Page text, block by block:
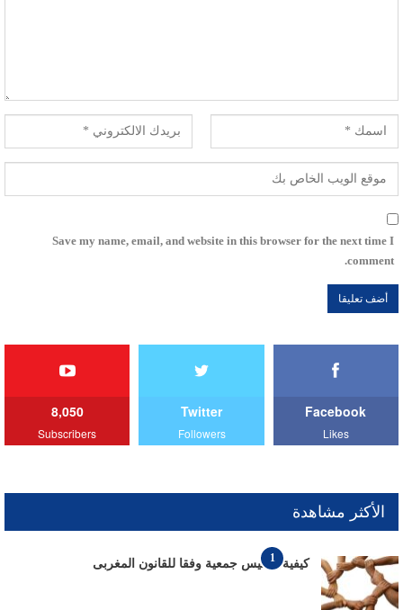
Save my name, email, and website in this browser for the next time I
comment.
Facebook
Likes
Twitter
Followers
8,050
Subscribers
الأكثر مشاهدة
1
كيفية تأسيس جمعية وفقا للقانون المغربى